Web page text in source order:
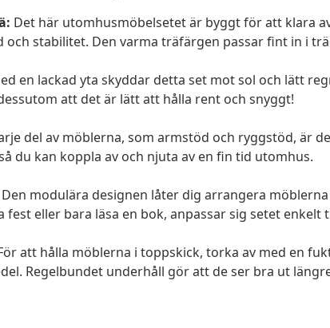
Det här utomhusmöbelsetet är byggt för att klara
stabilitet. Den varma träfärgen passar fint in i
en lackad yta skyddar detta set mot sol och lätt
att det är lätt att hålla rent och snyggt!
del av möblerna, som armstöd och ryggstöd, är
du kan koppla av och njuta av en fin tid utomhus.
Den modulära designen låter dig arrangera
fest eller bara läsa en bok, anpassar sig setet enkelt
att hålla möblerna i toppskick, torka av med en
Regelbundet underhåll gör att de ser bra ut